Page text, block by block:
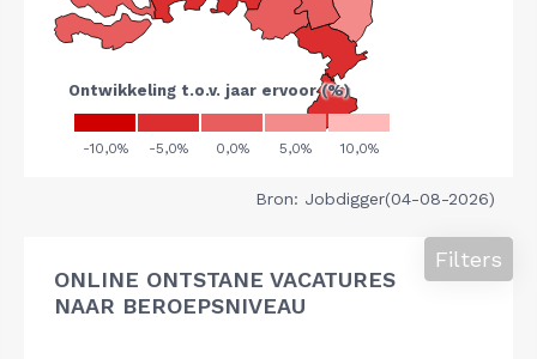
Bron: Jobdigger(04-08-2026)
ONLINE ONTSTANE VACATURES
NAAR BEROEPSNIVEAU
Filters